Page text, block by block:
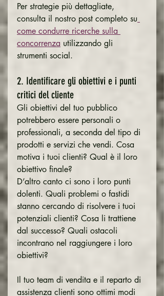
Per strategie più dettagliate,
consulta il nostro post completo su
come condurre ricerche sulla
concorrenza utilizzando gli
strumenti social.
2. Identificare gli obiettivi e i punti
critici del cliente
Gli obiettivi del tuo pubblico
potrebbero essere personali o
professionali, a seconda del tipo di
prodotti e servizi che vendi. Cosa
motiva i tuoi clienti? Qual è il loro
obiettivo finale?
D’altro canto ci sono i loro punti
dolenti. Quali problemi o fastidi
stanno cercando di risolvere i tuoi
potenziali clienti? Cosa li trattiene
dal successo? Quali ostacoli
incontrano nel raggiungere i loro
obiettivi?
Il tuo team di vendita e il reparto di
assistenza clienti sono ottimi modi